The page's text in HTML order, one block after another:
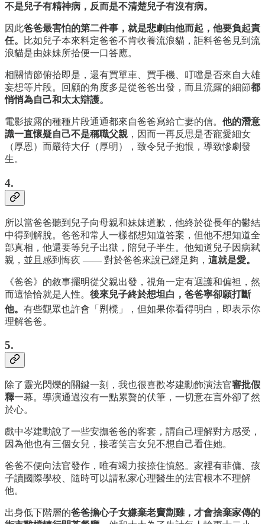
不是兒子有精神病，反而是不清楚兒子有沒有病。
因此爸爸最害怕的第二件事，就是悲劇由他而起，他要負起責
任。
比如兒子本來料定爸爸不肯收養流浪貓，詎料爸爸見到流
浪貓是由妹妹所拾便一口答應。
相關情節俯拾即是，還有買單車、買手機、叮噹是否來自大雄
妄想等片段。回顧的角度多是從爸爸出發，而且流露的細節都
悄悄為自己和太太辯護。
電影披露的種種片段通通都來自爸爸寫給亡妻的信。 他的潛意
識一直懷疑自己不是稱職父親 ，因而一再反思是否寵愛細女
（厚恩）而嚴待大仔（厚明），致令兒子抱恨，導致慘劇發
生。
4.
所以當爸爸聽到兒子向母親和妹妹道歉，他終於從長年的鬱結
中得到解脫。爸爸和常人一樣都想知道答案，但他不想知道全
部真相，他還要等兒子出獄，陪兒子半生。他知道兒子因病弒
親，並且感到悔疚 —— 對於爸爸來說已經足夠， 這就是愛。
《爸爸》的敘事擺明從父親出發，視角一定有迴護和偏袒，然
而這恰恰就是人性。 後來兒子終於想坦白，爸爸寧卻願打斷
他。 有些觀眾也許會「𠝹櫈」，但如果你看得明白，即表示你
理解爸爸。
5.
除了靈光閃爍的關鍵一刻，我也很喜歡岑建勳飾演法官審批假
釋一幕。導演通過沒有一點累贅的伏筆，一切意在言外卻了然
於心。
戲中岑建勳說了一些安撫爸爸的客套，謂自己理解對方感受，
因為他也有三個女兒，接著笑言女兒不想自己看住她。
爸爸不便向法官發作，唯有竭力按捺住憤怒。家裡有菲傭、孩
子讀國際學校、隨時可以請私家心理醫生的法官根本不理解
他。
出身低下階層的爸爸擔心子女嫌棄老竇劏雞，才會捨棄家傳的